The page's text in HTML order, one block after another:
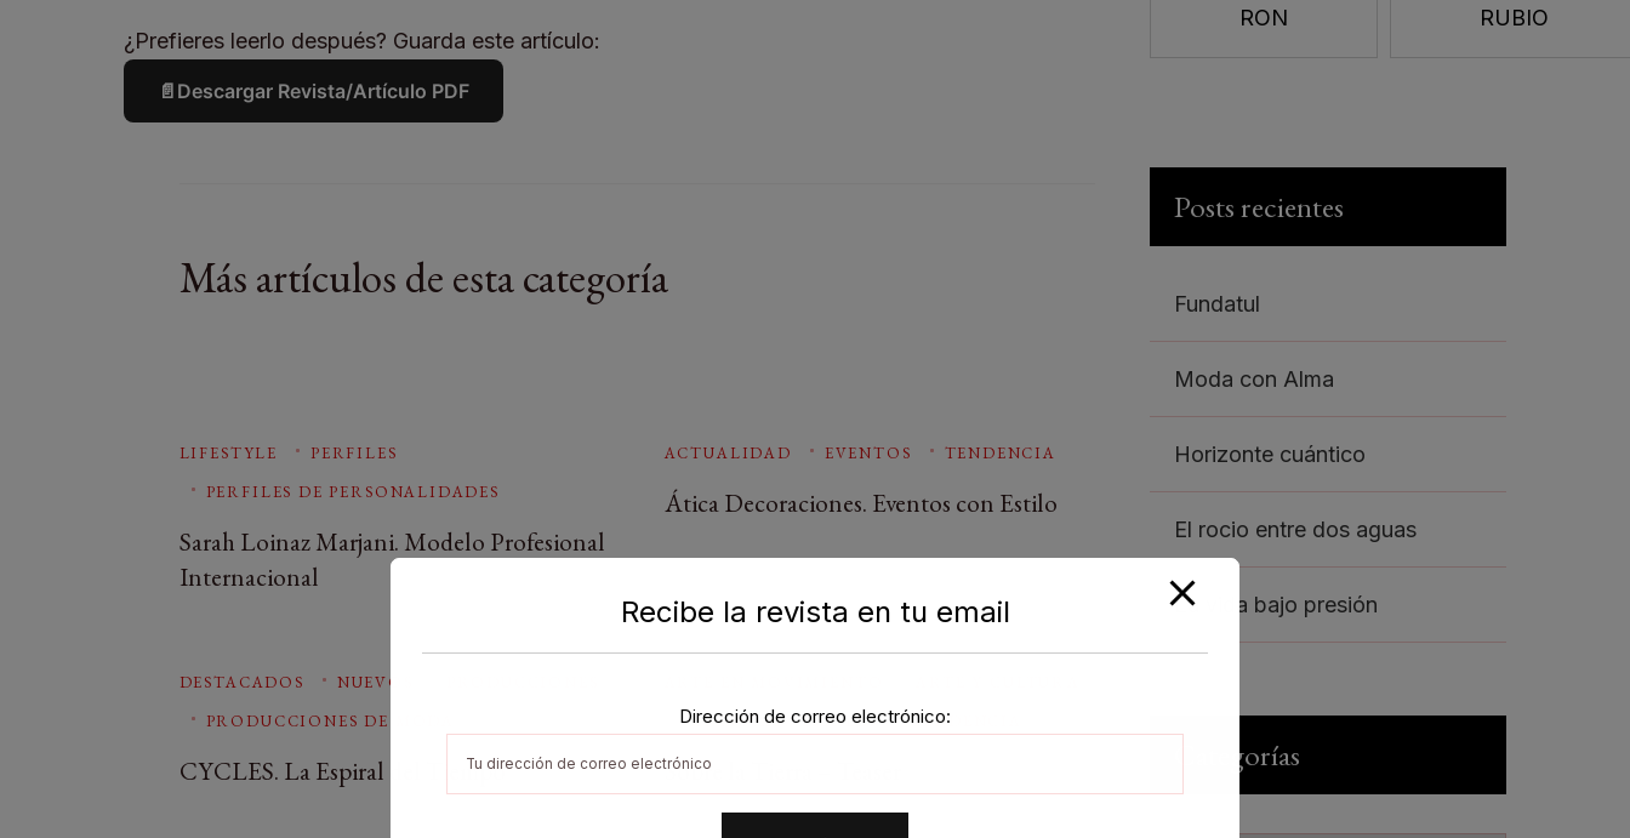
¿Prefieres leerlo después? Guarda este artículo:
📄 Descargar Revista/Artículo PDF
Más artículos de esta categoría
LIFESTYLE
PERFILES
PERFILES DE PERSONALIDADES
Sarah Loinaz Marjani. Modelo Profesional
Internacional
ACTUALIDAD EVENTOS TENDENCIA
Ática Decoraciones. Eventos con Estilo
DESTACADOS NUEVOS
PRODUCCIONES DE MODA
CYCLES. La Espiral del Tiempo
ARTISTAS VISUALES
TENDENCIA
Sobre la Tierra – Teaser
RON
RUBIO
Posts recientes
Fundatul
Moda con Alma
Horizonte cuántico
El rocio entre dos aguas
La vida bajo presión
Categorías
Recibe la revista en tu email
Dirección de correo electrónico: